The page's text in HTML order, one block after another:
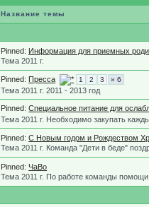
Название темы
Pinned: Информация для приемных
Тема 2011 г.
Pinned:Пресса 1 2 3 » 6
Тема 2011 г. 2011 - 2013 год
Pinned:Специальное питание для
Тема 2011 г. Необходимо закупать
Pinned:С Новым годом и Рождеством
Тема 2011 г. Команда "Дети в беде"
Pinned:ЧаВо
Тема 2011 г. По работе команды